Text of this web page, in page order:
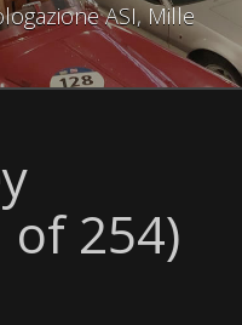
ASI, Mille
of 254)